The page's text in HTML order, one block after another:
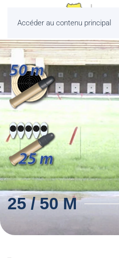
Accéder au contenu principal
25 / 50 M